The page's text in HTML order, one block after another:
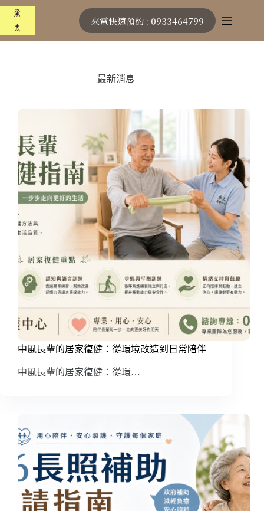
跳
主
來電快速預約 : 0933464799
最新消息
中風長輩的居家復健：從環境改造到日常陪伴
中風長輩的居家復健：從環…